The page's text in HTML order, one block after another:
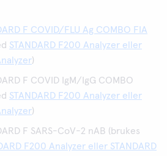
F COVID/FLU Ag COMBO FIA
STANDARD F200 Analyzer eller
)
F COVID IgM/IgG COMBO
STANDARD F200 Analyzer eller
)
F SARS-CoV-2 nAB (brukes
F200 Analyzer eller STANDARD